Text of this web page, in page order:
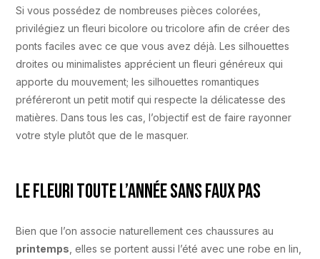
Si vous possédez de nombreuses pièces colorées,
privilégiez un fleuri bicolore ou tricolore afin de créer des
ponts faciles avec ce que vous avez déjà. Les silhouettes
droites ou minimalistes apprécient un fleuri généreux qui
apporte du mouvement; les silhouettes romantiques
préféreront un petit motif qui respecte la délicatesse des
matières. Dans tous les cas, l’objectif est de faire rayonner
votre style plutôt que de le masquer.
Le fleuri toute l’année sans faux pas
Bien que l’on associe naturellement ces chaussures au
printemps , elles se portent aussi l’été avec une robe en lin,